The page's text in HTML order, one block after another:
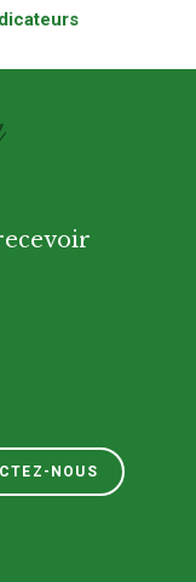
NOUS